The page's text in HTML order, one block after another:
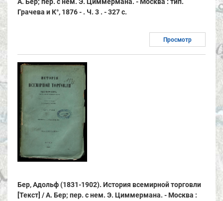
Грачева и К°, 1876 - . Ч. 3 . - 327 с.
Просмотр
Бер, Адольф (1831-1902). История всемирной торговли
[Текст] / А. Бер; пер. с нем. Э. Циммермана. - Москва :